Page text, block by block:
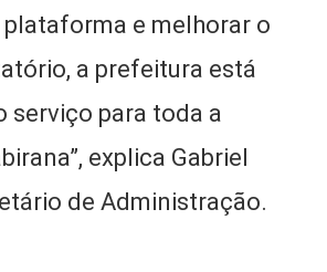
e melhorar o
a prefeitura está
serviço para toda a
explica Gabriel
de Administração.